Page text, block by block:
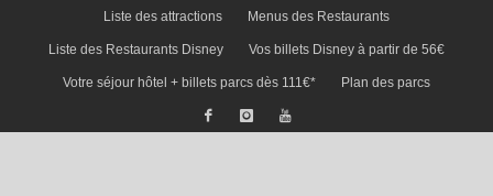
Liste des attractions Menus des Restaurants
Liste des Restaurants Disney Vos billets Disney à partir de 56€
Votre séjour hôtel + billets parcs dès 111€* Plan des parcs